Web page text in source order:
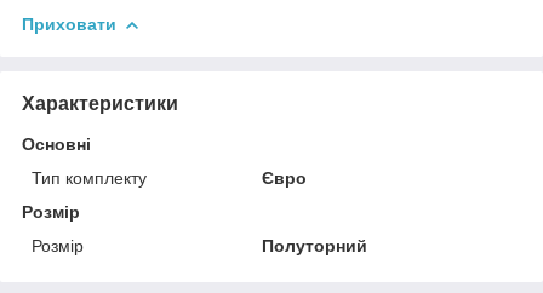
Приховати
Характеристики
Основні
Тип комплекту
Євро
Розмір
Розмір
Полуторний